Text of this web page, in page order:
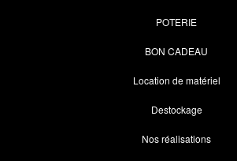
POTERIE
BON CADEAU
Location de matériel
Destockage
Nos réalisations